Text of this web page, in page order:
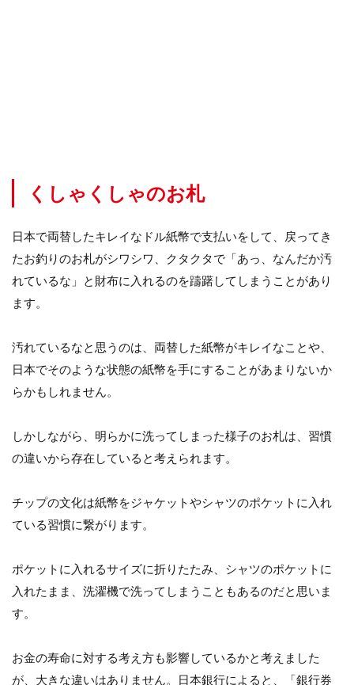
くしゃくしゃのお札
日本で両替したキレイなドル紙幣で支払いをして、戻ってき
たお釣りのお札がシワシワ、クタクタで「あっ、なんだか汚
れているな」と財布に入れるのを躊躇してしまうことがあり
ます。
汚れているなと思うのは、両替した紙幣がキレイなことや、
日本でそのような状態の紙幣を手にすることがあまりないか
らかもしれません。
しかしながら、明らかに洗ってしまった様子のお札は、習慣
の違いから存在していると考えられます。
チップの文化は紙幣をジャケットやシャツのポケットに入れ
ている習慣に繋がります。
ポケットに入れるサイズに折りたたみ、シャツのポケットに
入れたまま、洗濯機で洗ってしまうこともあるのだと思いま
す。
お金の寿命に対する考え方も影響しているかと考えました
が、大きな違いはありません。日本銀行によると、「銀行券